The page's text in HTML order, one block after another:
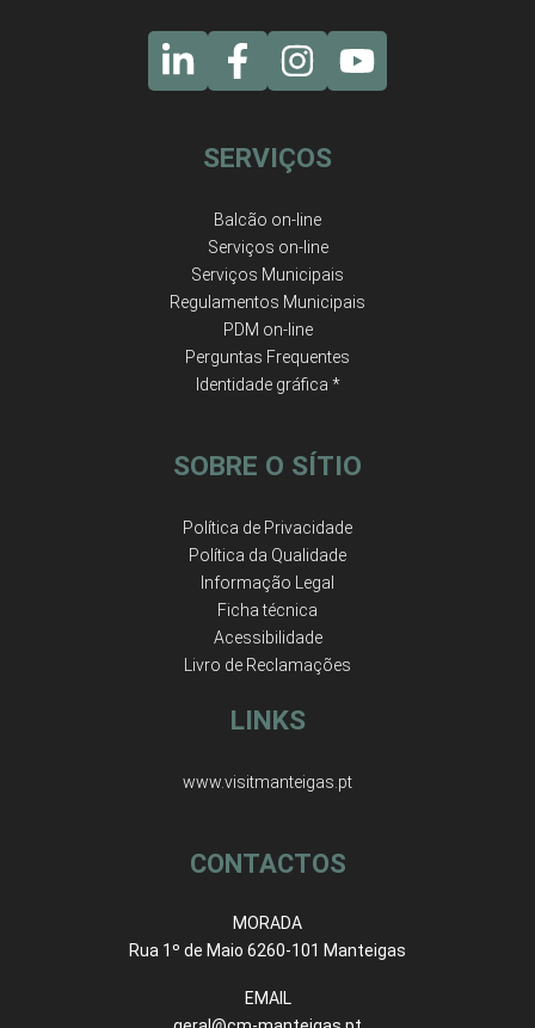
SERVIÇOS
Balcão on-line
Serviços on-line
Serviços Municipais
Regulamentos Municipais
PDM on-line
Perguntas Frequentes
Identidade gráfica *
SOBRE O SÍTIO
Política de Privacidade
Política da Qualidade
Informação Legal
Ficha técnica
Acessibilidade
Livro de Reclamações
LINKS
www.visitmanteigas.pt
CONTACTOS
MORADA
Rua 1º de Maio 6260-101 Manteigas
EMAIL